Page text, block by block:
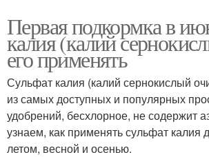
Первая подкормка в
калия (калий
его применять
Сульфат калия (калий сернокислый
из самых доступных и популярных
удобрений, бесхлорное, не содержит
узнаем, как применять сульфат калия
летом, весной и осенью.